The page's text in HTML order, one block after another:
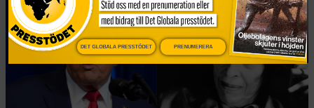
DET GLOBALA PRESSTÖDET PRENUMERERA